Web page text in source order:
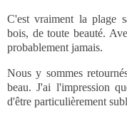
C'est vraiment la plage
bois, de toute beauté.
probablement jamais.
Nous y sommes
beau. J'ai l'impression
d'être particulièrement